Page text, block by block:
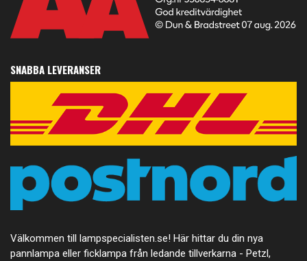
SNABBA LEVERANSER
Välkommen till lampspecialisten.se! Här hittar du din nya
pannlampa eller ficklampa från ledande tillverkarna - Petzl,